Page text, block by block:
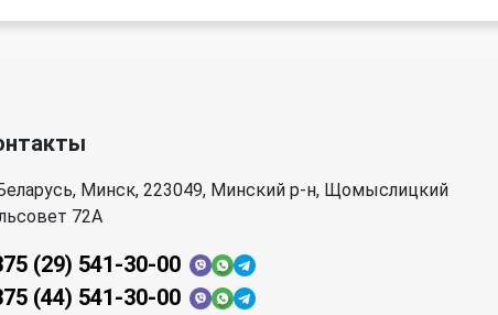
Минск, 223049, Минский р-н, Щомыслицкий
72А
(29) 541-30-00
(44) 541-30-00